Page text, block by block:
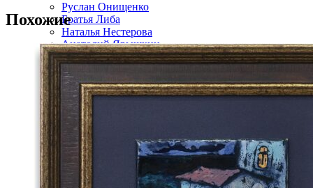
Руслан Онищенко
Братья Либа
Наталья Нестерова
Анатолий Ярышкин
Владимир Новиков
Александр Репка
Пётр Доценко
Олег Танцюра
Ольга Конорова
Сергей Суксин
Татьяна Годовальникова
Игорь Симелин
Анатолий Дымант
Юрий Лавренко
Роман Хардин
Похожие